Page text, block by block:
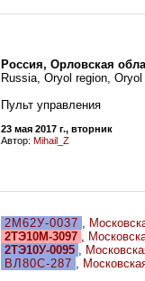
Россия, Орловская
Russia, Oryol region,
Пульт управления
23 мая 2017 г., вторник
Автор: Mihail_Z
2М62У-0037 ,
2ТЭ10М-3097 ,
2ТЭ10У-0095 ,
ВЛ80С-287 ,